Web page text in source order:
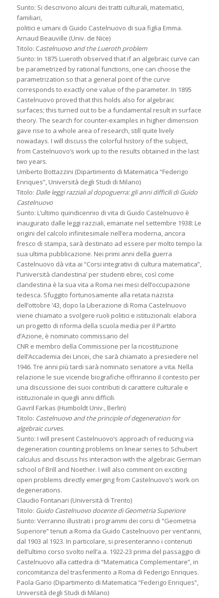
Sunto: Si descrivono alcuni dei tratti culturali, matematici,
familiari,
politici e umani di Guido Castelnuovo di sua figlia Emma.
Arnaud Beauville (Univ. de Nice)
Titolo: Castelnuovo and the Lueroth problem
Sunto: In 1875 Lueroth observed that if an algebraic curve can
be parametrized by rational functions, one can choose the
parametrization so that a general point of the curve
corresponds to exactly one value of the parameter. In 1895
Castelnuovo proved that this holds also for algebraic
surfaces; this turned out to be a fundamental result in surface
theory. The search for counter-examples in higher dimension
gave rise to a whole area of research, still quite lively
nowadays. I will discuss the colorful history of the subject,
from Castelnuovo’s work up to the results obtained in the last
two years.
Umberto Bottazzini (Dipartimento di Matematica “Federigo
Enriques”, Università degli Studi di Milano)
Titolo: Dalle leggi razziali al dopoguerra: gli anni difficili di Guido
Castelnuovo
Sunto: L’ultimo quindicennio di vita di Guido Castelnuovo è
inaugurato dalle leggi razziali, emanate nel settembre 1938: Le
origini del calcolo infinitesimale nell’era moderna, ancora
fresco di stampa, sarà destinato ad essere per molto tempo la
sua ultima pubblicazione. Nei primi anni della guerra
Castelnuovo dà vita ai “Corsi integrativi di cultura matematica”,
l’‘università clandestina’ per studenti ebrei, così come
clandestina è la sua vita a Roma nei mesi dell’occupazione
tedesca. Sfuggito fortunosamente alla retata nazista
dell’ottobre ’43, dopo la Liberazione di Roma Castelnuovo
viene chiamato a svolgere ruoli politici e istituzionali: elabora
un progetto di riforma della scuola media per il Partito
d’Azione, è nominato commissario del
CNR e membro della Commissione per la ricostituzione
dell’Accademia dei Lincei, che sarà chiamato a presiedere nel
1946. Tre anni più tardi sarà nominato senatore a vita. Nella
relazione le sue vicende biografiche offriranno il contesto per
una discussione dei suoi contributi di carattere culturale e
istituzionale in quegli anni difficili.
Gavril Farkas (Humboldt Univ., Berlin)
Titolo: Castelnuovo and the principle of degeneration for
algebraic curves.
Sunto: I will present Castelnuovo’s approach of reducing via
degeneration counting problems on linear series to Schubert
calculus and discuss his interaction with the algebraic German
school of Brill and Noether. I will also comment on exciting
open problems directly emerging from Castelnuovo’s work on
degenerations.
Claudio Fontanari (Università di Trento)
Titolo: Guido Castelnuovo docente di Geometria Superiore
Sunto: Verranno illustrati i programmi dei corsi di “Geometria
Superiore” tenuti a Roma da Guido Castelnuovo per vent’anni,
dal 1903 al 1923. In particolare, si presenteranno i contenuti
dell’ultimo corso svolto nell’a.a. 1922-23 prima del passaggio di
Castelnuovo alla cattedra di “Matematica Complementare”, in
concomitanza del trasferimento a Roma di Federigo Enriques.
Paola Gario (Dipartimento di Matematica “Federigo Enriques”,
Università degli Studi di Milano)